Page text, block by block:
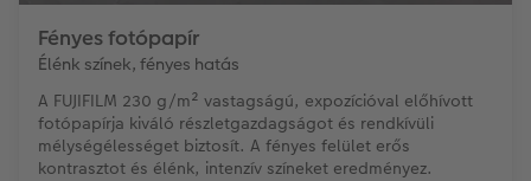
Fényes fotópapír
Élénk színek, fényes hatás
A FUJIFILM 230 g/m² vastagságú, expozícióval előhívott
fotópapírja kiváló részletgazdagságot és rendkívüli
mélységélességet biztosít. A fényes felület erős
kontrasztot és élénk, intenzív színeket eredményez.